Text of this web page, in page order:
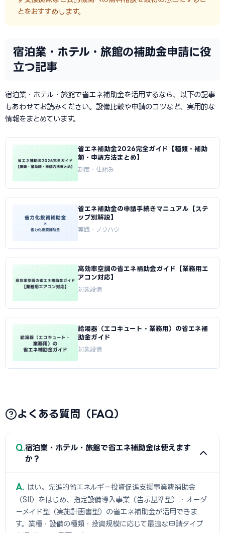
とをおすすめします。
宿泊業・ホテル・旅館の補助金申請に役
立つ記事
宿泊業・ホテル・旅館で省エネ補助金を活用するなら、以下の記事
もあわせてお読みください。設備比較や申請のコツなど、実用的な
情報をまとめています。
省エネ補助金2026完全ガイド【種類・補助
額・申請方法まとめ】
制度・仕組み
省エネ補助金の申請手続きマニュアル【ステ
ップ別解説】
実践・ノウハウ
高効率空調の省エネ補助金ガイド【業務用エ
アコン対応】
対象設備
給湯器（エコキュート・業務用）の省エネ補
助金ガイド
対象設備
よくある質問（FAQ）
Q 宿泊業・ホテル・旅館で省エネ補助金は使えます
か？
A
はい。先進的省エネルギー投資促進支援事業費補助金
（SII）をはじめ、指定設備導入事業（告示基準型）・オーダ
ーメイド型（実施計画書型）の省エネ補助金が活用できま
す。業種・設備の種類・投資規模に応じて最適な申請タイプ